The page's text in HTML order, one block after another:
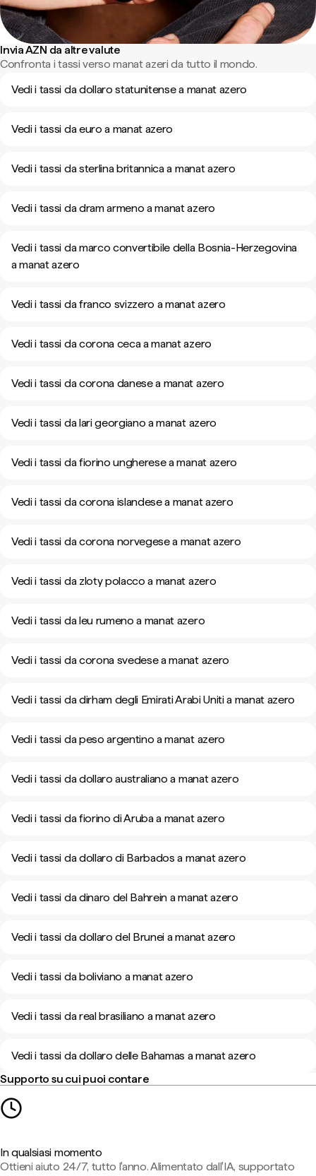
Invia AZN da altre valute
Confronta i tassi verso manat azeri da tutto il mondo.
Vedi i tassi da dollaro statunitense a manat azero
Vedi i tassi da euro a manat azero
Vedi i tassi da sterlina britannica a manat azero
Vedi i tassi da dram armeno a manat azero
Vedi i tassi da marco convertibile della Bosnia-Herzegovina
a manat azero
Vedi i tassi da franco svizzero a manat azero
Vedi i tassi da corona ceca a manat azero
Vedi i tassi da corona danese a manat azero
Vedi i tassi da lari georgiano a manat azero
Vedi i tassi da fiorino ungherese a manat azero
Vedi i tassi da corona islandese a manat azero
Vedi i tassi da corona norvegese a manat azero
Vedi i tassi da zloty polacco a manat azero
Vedi i tassi da leu rumeno a manat azero
Vedi i tassi da corona svedese a manat azero
Vedi i tassi da dirham degli Emirati Arabi Uniti a manat azero
Vedi i tassi da peso argentino a manat azero
Vedi i tassi da dollaro australiano a manat azero
Vedi i tassi da fiorino di Aruba a manat azero
Vedi i tassi da dollaro di Barbados a manat azero
Vedi i tassi da dinaro del Bahrein a manat azero
Vedi i tassi da dollaro del Brunei a manat azero
Vedi i tassi da boliviano a manat azero
Vedi i tassi da real brasiliano a manat azero
Vedi i tassi da dollaro delle Bahamas a manat azero
Supporto su cui puoi contare
In qualsiasi momento
Ottieni aiuto 24/7, tutto l'anno. Alimentato dall'IA, supportato